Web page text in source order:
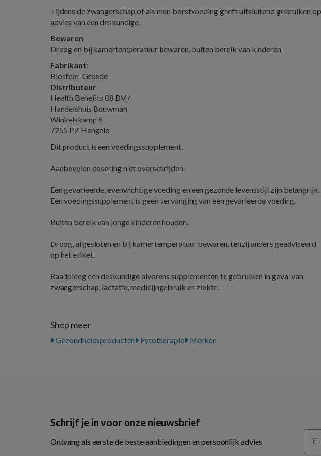
Tijdens de zwangerschap of als men borstvoeding geeft uitsluitend gebruiken op
advies van een deskundige.
Bewaren
Droog en bij kamertemperatuur bewaren, buiten bereik van kinderen
Fabrikant:
Biosfeer-Groede
Distributeur
Health Benefits 08 BV /
Handelshuis Bouwman
Winkelskamp 6
7255 PZ Hengelo
Dit product is een voedingssupplement.
Aanbevolen dosering niet overschrijden.
Een gevarieerde, evenwichtige voeding en een gezonde levensstijl zijn belangrijk.
Een voedingssupplement is geen vervanging van een gevarieerde voeding.
Buiten bereik van jonge kinderen houden.
Droog, afgesloten en bij kamertemperatuur bewaren, tenzij anders geadviseerd
op het etiket.
Raadpleeg een deskundige alvorens supplementen te gebruiken in geval van
zwangerschap, lactatie, medicijngebruik en ziekte.
Shop meer
Gezondheidsproducten Fytotherapie Merken
Schrijf je in voor onze nieuwsbrief
Ontvang als eerste de beste aanbiedingen en persoonlijk advies
Email